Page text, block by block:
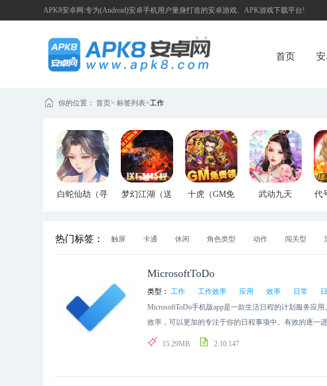
APK8安卓网:专为(Android)安卓手机用户量身打造的安卓游戏、APK游戏下载平台!
首页
你的位置： 首页> 标签列表>工作
白蛇仙劫（寻
梦幻江湖（送
十虎（GM免
武动九天
代
热门标签： 触屏 卡通 休闲 角色类型 动作 闯关型
MicrosoftToDo
类型： 工作 工作效率 应用 效率 日常
MicrosoftToDo手机版app是一款生活日程的计划服务应
效率，可以更加的专注于你的日程事项中。有效的逐一
下载使用吧。
15.29MB 2.10.147